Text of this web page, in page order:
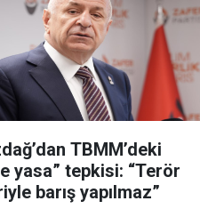
TBMM’deki
yasa” tepkisi: “Terör
barış yapılmaz”